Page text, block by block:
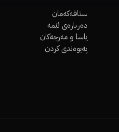
ستافەکەمان
دەربارەی ئێمە
یاسا و مەرجەکان
پەیوەندی کردن